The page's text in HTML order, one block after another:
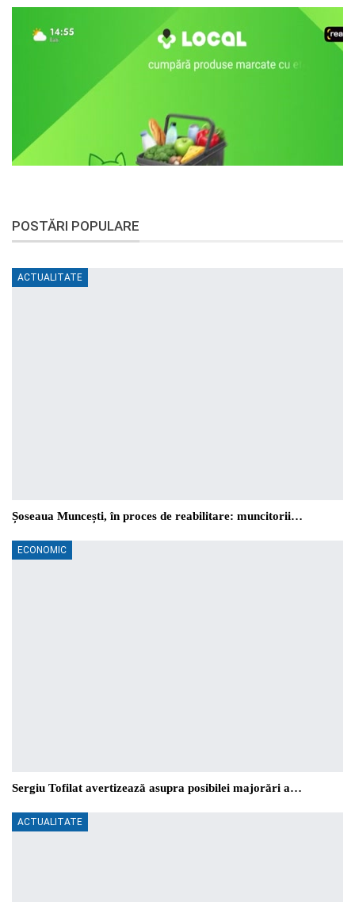
POSTĂRI POPULARE
ACTUALITATE
Șoseaua Muncești, în proces de reabilitare: muncitorii…
ECONOMIC
Sergiu Tofilat avertizează asupra posibilei majorări a…
ACTUALITATE